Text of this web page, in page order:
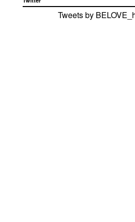
Tweets by